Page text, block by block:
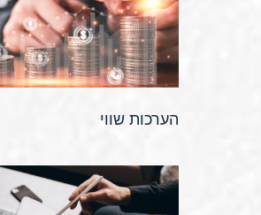
הערכות שווי